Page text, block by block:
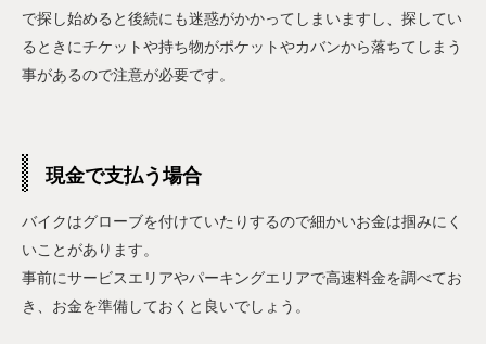
で探し始めると後続にも迷惑がかかってしまいますし、探してい
るときにチケットや持ち物がポケットやカバンから落ちてしまう
事があるので注意が必要です。
現金で支払う場合
バイクはグローブを付けていたりするので細かいお金は掴みにく
いことがあります。
事前にサービスエリアやパーキングエリアで高速料金を調べてお
き、お金を準備しておくと良いでしょう。